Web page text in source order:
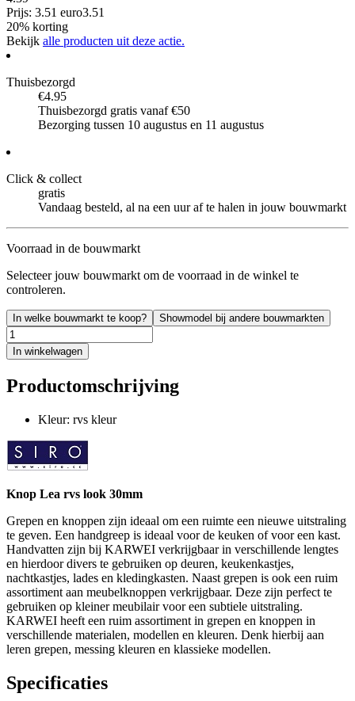
Prijs: 3.51 euro3.51
20% korting
Bekijk alle producten uit deze actie.
Thuisbezorgd
€4.95
Thuisbezorgd gratis vanaf €50
Bezorging tussen 10 augustus en 11 augustus
Click & collect
gratis
Vandaag besteld, al na een uur af te halen in jouw bouwmarkt
Voorraad in de bouwmarkt
Selecteer jouw bouwmarkt om de voorraad in de winkel te
controleren.
In welke bouwmarkt te koop? Showmodel bij andere bouwmarkten
In winkelwagen
Productomschrijving
Kleur: rvs kleur
Knop Lea rvs look 30mm
Grepen en knoppen zijn ideaal om een ruimte een nieuwe uitstraling
te geven. Een handgreep is ideaal voor de keuken of voor een kast.
Handvatten zijn bij KARWEI verkrijgbaar in verschillende lengtes
en hierdoor divers te gebruiken op deuren, keukenkastjes,
nachtkastjes, lades en kledingkasten. Naast grepen is ook een ruim
assortiment aan meubelknoppen verkrijgbaar. Deze zijn perfect te
gebruiken op kleiner meubilair voor een subtiele uitstraling.
KARWEI heeft een ruim assortiment in grepen en knoppen in
verschillende materialen, modellen en kleuren. Denk hierbij aan
leren grepen, messing kleuren en klassieke modellen.
Specificaties